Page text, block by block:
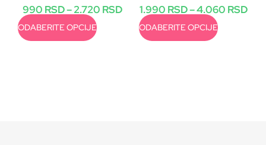
990 RSD–2.720 RSD
ODABERITE OPCIJE
1.990 RSD–4.060 RSD
ODABERITE OPCIJE